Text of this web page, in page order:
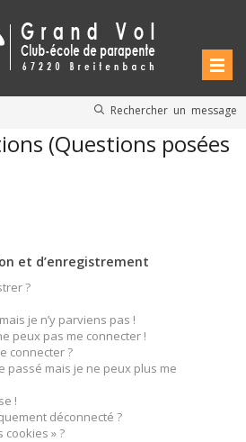
Rechercher un message
(Questions posées
et d’enregistrement
?
je n’y parviens pas !
peux pas me connecter !
connecter ?
passé mais je ne peux plus me
!
déconnecté ?
cookies » ?